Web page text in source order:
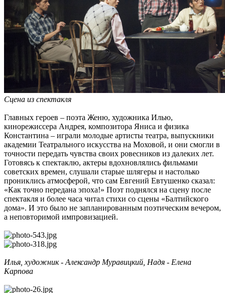
Сцена из спектакля
Главных героев – поэта Женю, художника Илью,
кинорежиссера Андрея, композитора Яниса и физика
Константина – играли молодые артисты театра, выпускники
академии Театрального искусства на Моховой, и они смогли в
точности передать чувства своих ровесников из далеких лет.
Готовясь к спектаклю, актеры вдохновлялись фильмами
советских времен, слушали старые шлягеры и настолько
прониклись атмосферой, что сам Евгений Евтушенко сказал:
«Как точно передана эпоха!» Поэт поднялся на сцену после
спектакля и более часа читал стихи со сцены «Балтийского
дома». И это было не запланированным поэтическим вечером,
а неповторимой импровизацией.
Илья, художник - Александр Муравицкий, Надя - Елена
Карпова